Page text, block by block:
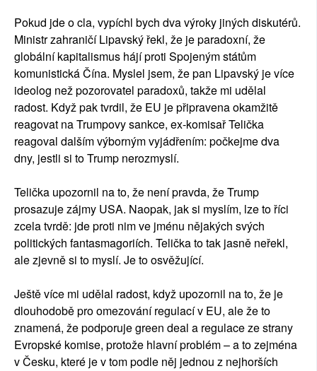
Pokud jde o cla, vypíchl bych dva výroky jiných diskutérů.
Ministr zahraničí Lipavský řekl, že je paradoxní, že
globální kapitalismus hájí proti Spojeným státům
komunistická Čína. Myslel jsem, že pan Lipavský je více
ideolog než pozorovatel paradoxů, takže mi udělal
radost. Když pak tvrdil, že EU je připravena okamžitě
reagovat na Trumpovy sankce, ex-komisař Telička
reagoval dalším výborným vyjádřením: počkejme dva
dny, jestli si to Trump nerozmyslí.
Telička upozornil na to, že není pravda, že Trump
prosazuje zájmy USA. Naopak, jak si myslím, lze to říci
zcela tvrdě: jde proti nim ve jménu nějakých svých
politických fantasmagoriích. Telička to tak jasně neřekl,
ale zjevně si to myslí. Je to osvěžující.
Ještě více mi udělal radost, když upozornil na to, že je
dlouhodobě pro omezování regulací v EU, ale že to
znamená, že podporuje green deal a regulace ze strany
Evropské komise, protože hlavní problém – a to zejména
v Česku, které je v tom podle něj jednou z nejhorších